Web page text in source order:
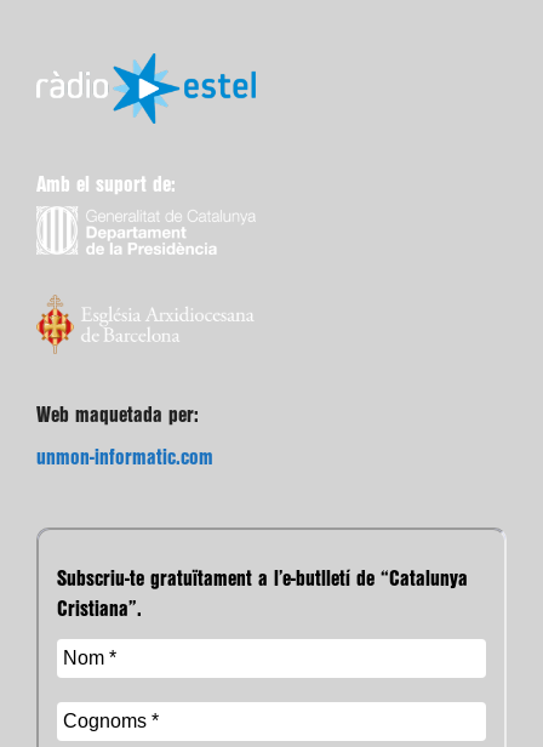
Amb el suport de:
Web maquetada per:
unmon-informatic.com
Subscriu-te gratuïtament a l’e-butlletí de “Catalunya
Cristiana”.